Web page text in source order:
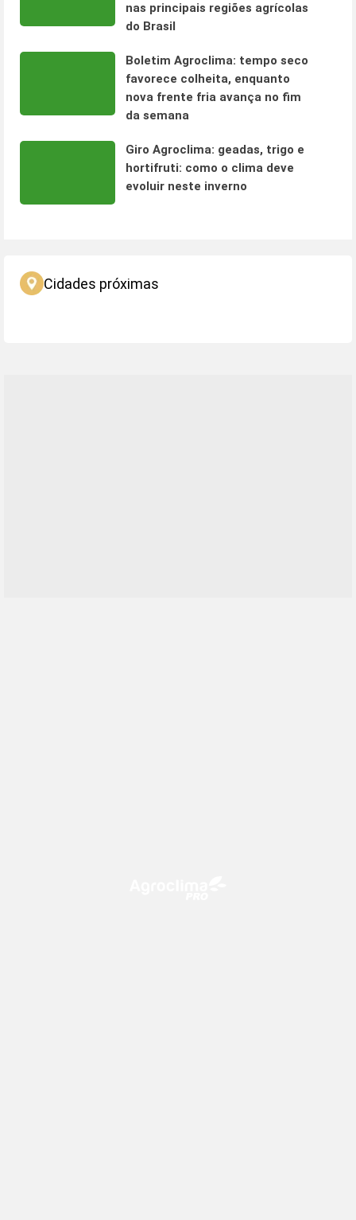
nas principais regiões agrícolas
do Brasil
Boletim Agroclima: tempo seco
favorece colheita, enquanto
nova frente fria avança no fim
da semana
Giro Agroclima: geadas, trigo e
hortifruti: como o clima deve
evoluir neste inverno
Cidades próximas